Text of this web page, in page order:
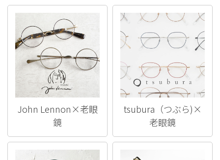
John Lennon×老眼
鏡
tsubura（つぶら)×
老眼鏡